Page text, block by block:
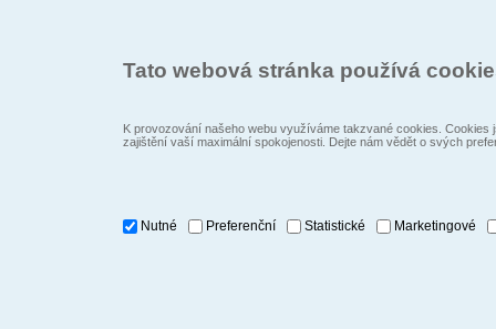
Tato webová stránka používá
K provozování našeho webu využíváme takzvané cookies.
zajištění vaší maximální spokojenosti. Dejte nám vědět o svých
Nutné Preferenční Statistické Marketingové